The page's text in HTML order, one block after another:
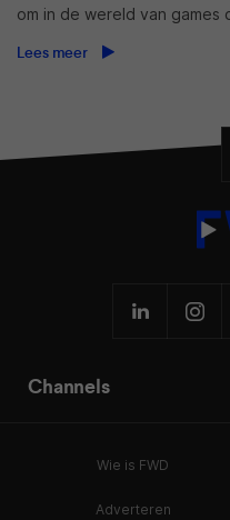
om in de wereld van games
Lees meer
Channels
Wie is FWD
Adverteren